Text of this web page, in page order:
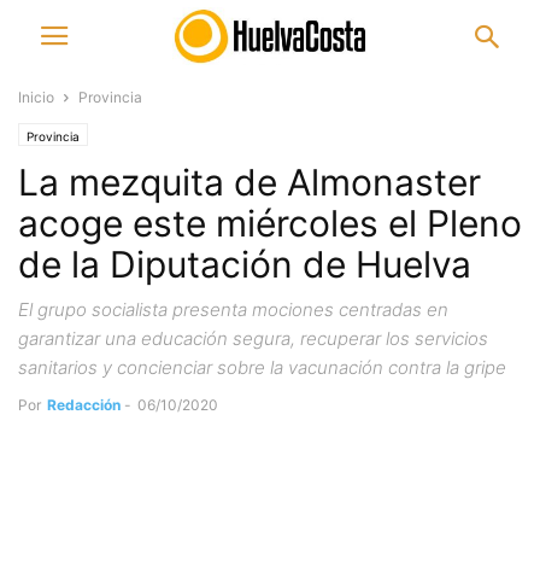
Inicio Provincia
Provincia
La mezquita de Almonaster
acoge este miércoles el Pleno
de la Diputación de Huelva
El grupo socialista presenta mociones centradas en
garantizar una educación segura, recuperar los servicios
sanitarios y concienciar sobre la vacunación contra la gripe
Por Redacción - 06/10/2020